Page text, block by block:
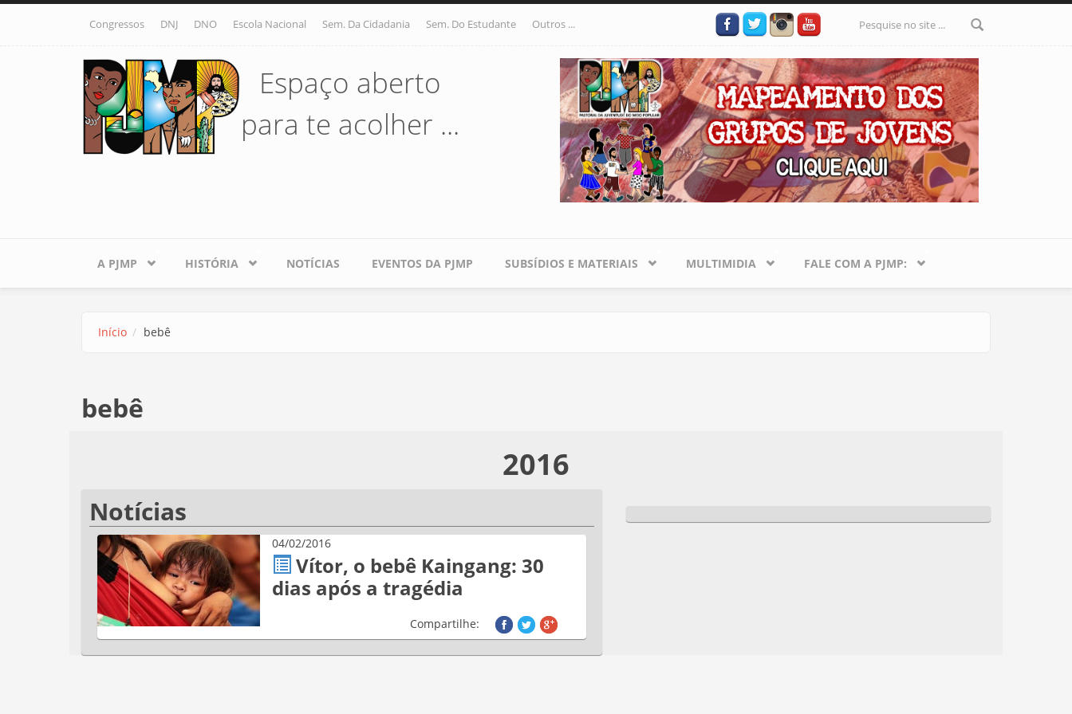
Pular para o conteúdo principal
Congressos DNJ DNO Escola Nacional Sem. Da Cidadania Sem. Do Estudante Outros ...
Formulário
de busca
Espaço aberto
para te acolher ...
A PJMP HISTÓRIA NOTÍCIAS EVENTOS DA PJMP SUBSÍDIOS E MATERIAIS MULTIMIDIA FALE COM A PJMP:
Início bebê
bebê
2016
Notícias
04/02/2016
Vítor, o bebê Kaingang: 30
dias após a tragédia
Compartilhe: